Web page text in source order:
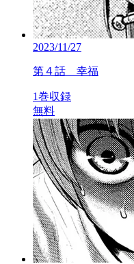
2023/11/27
第４話 幸福
1巻収録
無料